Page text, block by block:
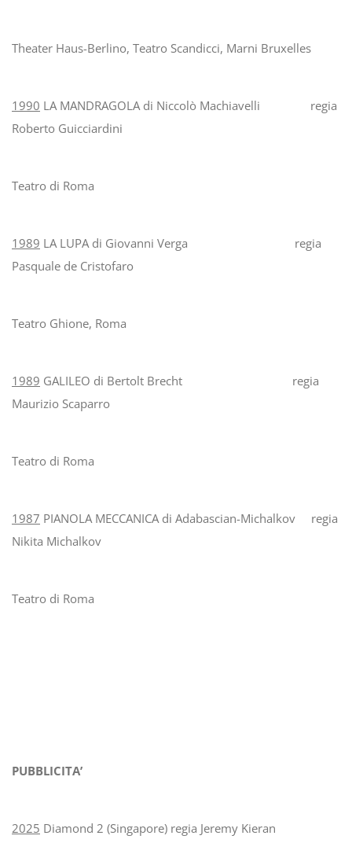
Theater Haus-Berlino, Teatro Scandicci, Marni Bruxelles
1990 LA MANDRAGOLA di Niccolò Machiavelli regia
Roberto Guicciardini
Teatro di Roma
1989 LA LUPA di Giovanni Verga regia
Pasquale de Cristofaro
Teatro Ghione, Roma
1989 GALILEO di Bertolt Brecht regia
Maurizio Scaparro
Teatro di Roma
1987 PIANOLA MECCANICA di Adabascian-Michalkov regia
Nikita Michalkov
Teatro di Roma
PUBBLICITA’
2025 Diamond 2 (Singapore) regia Jeremy Kieran